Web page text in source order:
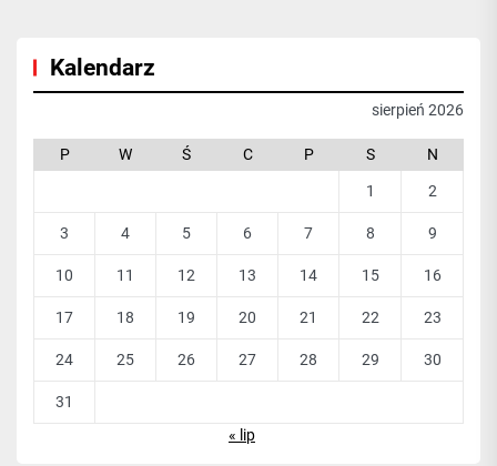
Kalendarz
sierpień 2026
P W Ś C P S N
1 2
3 4 5 6 7 8 9
10 11 12 13 14 15 16
17 18 19 20 21 22 23
24 25 26 27 28 29 30
31
« lip